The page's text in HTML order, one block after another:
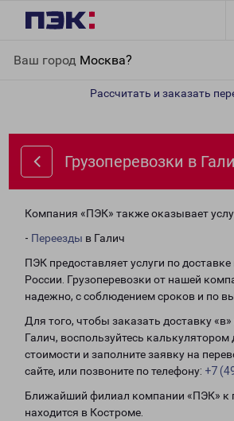
Ваш город Москва?
Рассчитать и заказать
Грузоперевозки в
Компания «ПЭК» также оказывает
- Переезды в Галич
ПЭК предоставляет услуги по доставке
России. Грузоперевозки от нашей
надежно, с соблюдением сроков и по
Для того, чтобы заказать доставку «в»
Галич, воспользуйтесь калькулятором
стоимости и заполните заявку на
сайте, или позвоните по телефону: +7
Ближайший филиал компании «ПЭК» к
находится в Костроме.